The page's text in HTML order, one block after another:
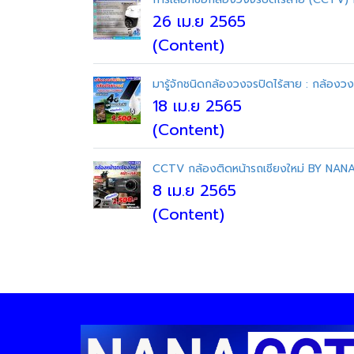
26 เม.ย 2565
(Content)
มารู้จักชนิดกล้องวงจรปิดไร้สาย : กล้องวง
18 เม.ย 2565
(Content)
CCTV กล้องติดหน้ารถเชียงใหม่ BY
8 เม.ย 2565
(Content)